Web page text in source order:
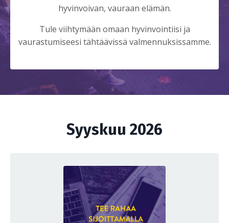
hyvinvoivan, vauraan elämän.
Tule viihtymään omaan hyvinvointiisi ja
vaurastumiseesi tähtäävissä valmennuksissamme.
Syyskuu 2026